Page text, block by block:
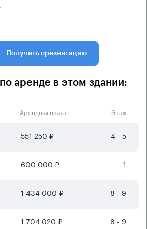
Получить презентацию
аренде в этом здании:
Арендная плата Этаж
551 250 ₽ 4 - 5
600 000 ₽ 1
1 434 000 ₽ 8 - 9
1 704 020 ₽ 8 - 9